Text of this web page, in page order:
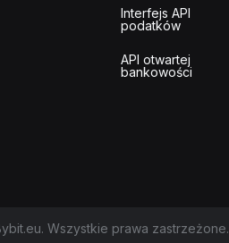
Interfejs API
podatków
API otwartej
bankowości
Wszystkie prawa zastrzeżone.